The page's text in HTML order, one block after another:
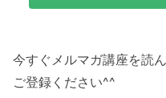
今すぐメルマガ講座を読
ご登録ください^^